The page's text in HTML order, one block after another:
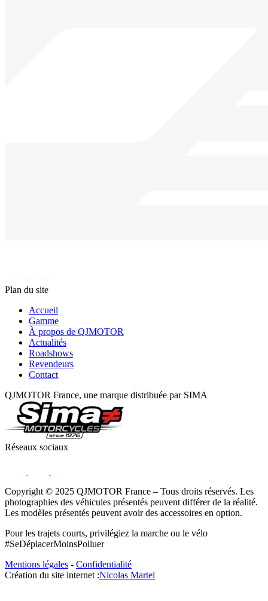
Plan du site
Accueil
Gamme
À propos de QJMOTOR
Actualités
Roadshows
Revendeurs
Contact
QJMOTOR France, une marque distribuée par SIMA
Réseaux sociaux
Copyright © 2025 QJMOTOR France – Tous droits réservés. Les
photographies des véhicules présentés peuvent différer de la réalité.
Les modèles présentés peuvent avoir des accessoires en option.
Pour les trajets courts, privilégiez la marche ou le vélo
#SeDéplacerMoinsPolluer
Mentions légales - Confidentialité
Création du site internet :Nicolas Martel